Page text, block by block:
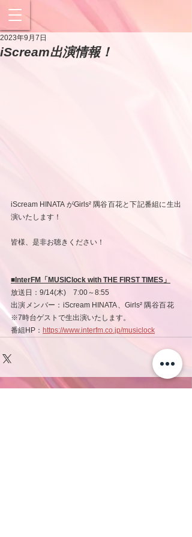
iScream出演情報！
2023年9月7日
iScream HINATA がGirls² 隅谷百花と下記番組に生出
演いたします！
皆様、是非お聴きください！
■InterFM「MUSIClock with THE FIRST TIMES」
放送日：9/14(木)　7:00～8:55
出演メンバー：iScream HINATA、Girls² 隅谷百花
※7時台ゲストで生出演いたします。
番組HP： https://www.interfm.co.jp/musiclock